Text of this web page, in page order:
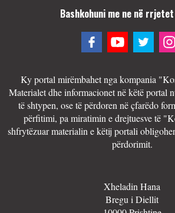
Bashkohuni me ne në
Ky portal mirëmbahet nga kompania
Materialet dhe informacionet në këtë portal
të shtypen, ose të përdoren në çfarëdo
përfitimi, pa miratimin e drejtuesve të
shfrytëzuar materialin e këtij portali
përdorimit.
Xheladin Hana
Bregu i Diellit